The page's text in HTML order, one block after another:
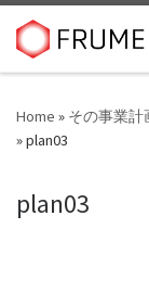
Skip to content
Home » その事業計
»plan03
plan03